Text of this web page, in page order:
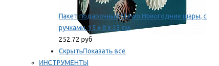
Пакет подарочный Stewo Новогодние шары, с
ручками, 15 х 8 х 23 см
252.72 руб
СкрытьПоказать все
ИНСТРУМЕНТЫ